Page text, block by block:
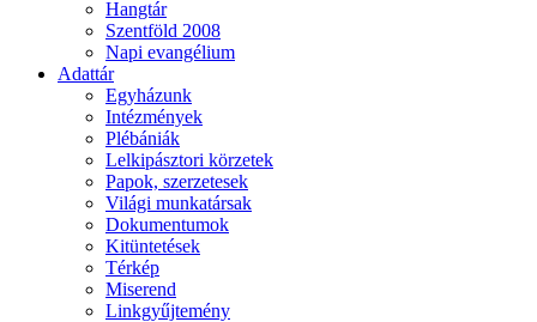
Hangtár
Szentföld 2008
Napi evangélium
Adattár
Egyházunk
Intézmények
Plébániák
Lelkipásztori körzetek
Papok, szerzetesek
Világi munkatársak
Dokumentumok
Kitüntetések
Térkép
Miserend
Linkgyűjtemény